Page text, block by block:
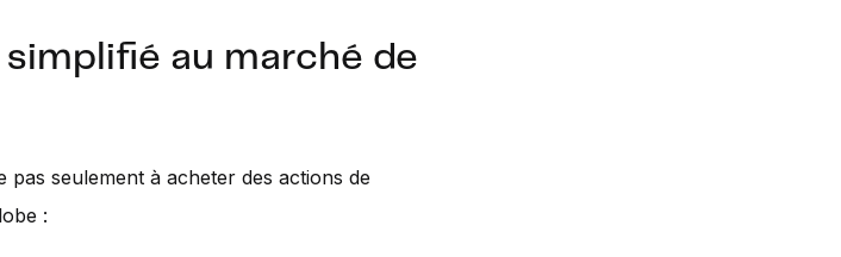
simplifié au marché de
seulement à acheter des actions de
: